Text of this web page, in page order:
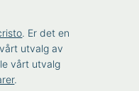
. Er det en
utvalg av
vårt utvalg
.